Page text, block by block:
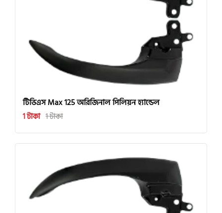
টিভিএস Max 125 অরিজিনাল পিলিয়ন হ্যান্ডেল
1 টাকা 1 টাকা